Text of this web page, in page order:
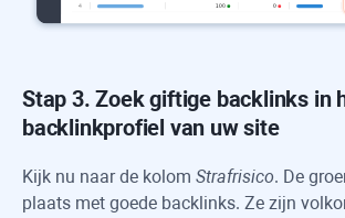
Stap 3. Zoek giftige backlinks in
backlinkprofiel van uw site
Kijk nu naar de kolom Strafrisico. De
plaats met goede backlinks. Ze zijn